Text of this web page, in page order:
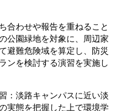
合わせや報告を重ねること
公園緑地を対象に、周辺家
避難危険域を算定し、防災
ンを検討する演習を実施し
：淡路キャンパスに近い淡
実態を把握した上で環境学